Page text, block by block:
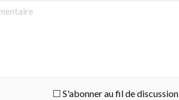
S'abonner au fil de discussion